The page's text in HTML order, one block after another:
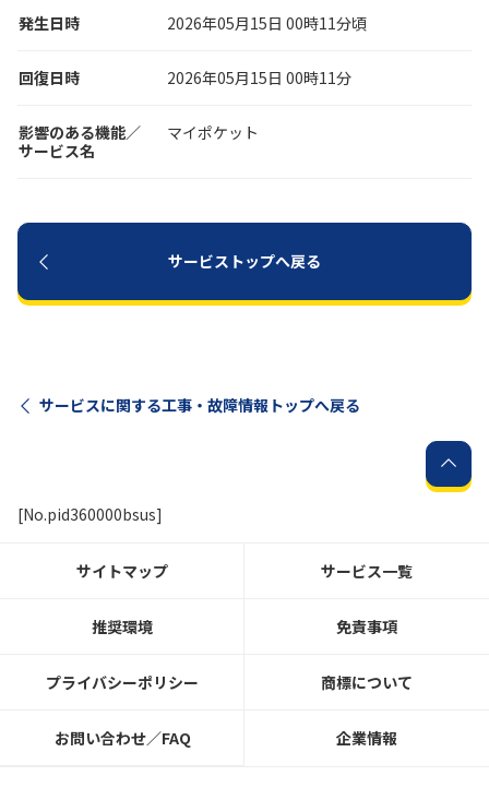
発生日時 2026年05月15日 00時11分頃
回復日時 2026年05月15日 00時11分
影響のある機能／
サービス名
マイポケット
サービストップへ戻る
サービスに関する工事・故障情報トップへ戻る
[No.pid360000bsus]
サイトマップ サービス一覧
推奨環境 免責事項
プライバシーポリシー 商標について
お問い合わせ／FAQ 企業情報